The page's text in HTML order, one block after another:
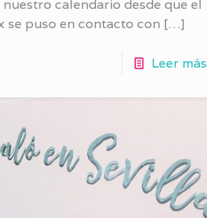
calendario desde que el
se puso en contacto con […]
Leer más